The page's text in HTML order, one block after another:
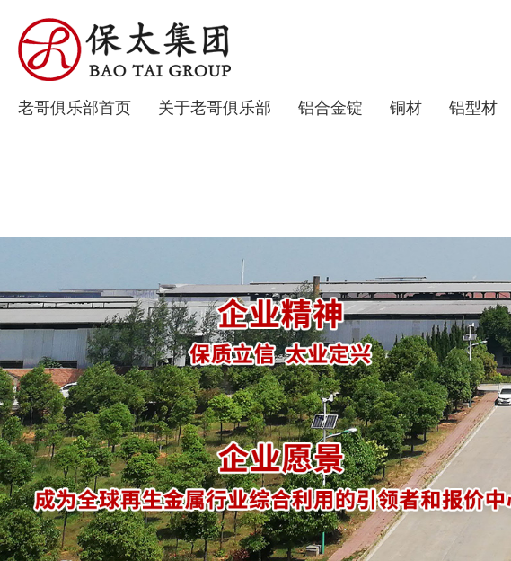
老哥俱乐部首页 关于老哥俱乐部 铝合金锭 铜材 铝型材